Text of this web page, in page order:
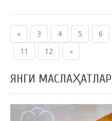
« 3 4 5 6
11
12 »
ЯНГИ МАСЛАҲАТЛАР